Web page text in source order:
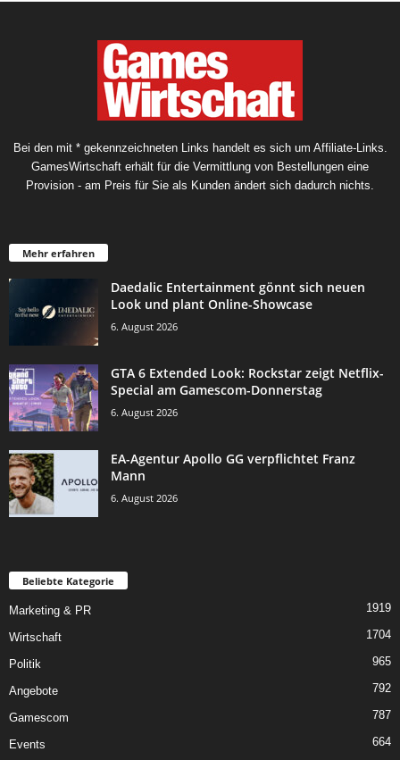
Bei den mit * gekennzeichneten Links handelt es sich um Affiliate-Links.
GamesWirtschaft erhält für die Vermittlung von Bestellungen eine
Provision - am Preis für Sie als Kunden ändert sich dadurch nichts.
Mehr erfahren
Daedalic Entertainment gönnt sich neuen
Look und plant Online-Showcase
6. August 2026
GTA 6 Extended Look: Rockstar zeigt Netflix-
Special am Gamescom-Donnerstag
6. August 2026
EA-Agentur Apollo GG verpflichtet Franz
Mann
6. August 2026
Beliebte Kategorie
Marketing & PR 1919
Wirtschaft 1704
Politik 965
Angebote 792
Gamescom 787
Events 664